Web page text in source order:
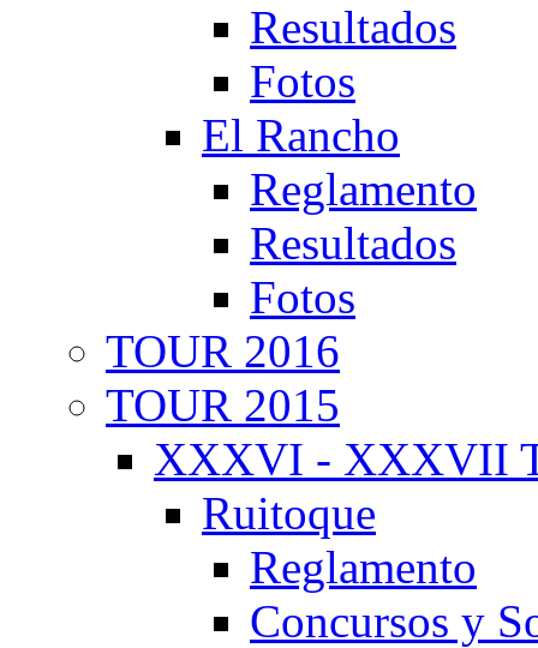
Resultados
Fotos
El Rancho
Reglamento
Resultados
Fotos
TOUR 2016
TOUR 2015
XXXVI - XXXVII
Ruitoque
Reglamento
Concursos y